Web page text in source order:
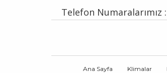
Telefon Numaralarımız :
Ana Sayfa Klimalar